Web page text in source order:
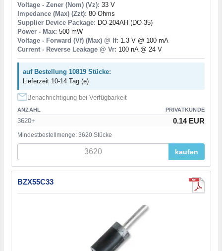
Voltage - Zener (Nom) (Vz): 33 V
Impedance (Max) (Zzt): 80 Ohms
Supplier Device Package: DO-204AH (DO-35)
Power - Max: 500 mW
Voltage - Forward (Vf) (Max) @ If: 1.3 V @ 100 mA
Current - Reverse Leakage @ Vr: 100 nA @ 24 V
auf Bestellung 10819 Stücke:
Lieferzeit 10-14 Tag (e)
Benachrichtigung bei Verfügbarkeit
ANZAHL PRIVATKUNDE
3620+ 0.14 EUR
Mindestbestellmenge: 3620 Stücke
kaufen
BZX55C33